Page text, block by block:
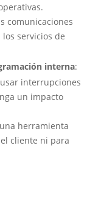
comunicaciones
servicios de
interna:
interrupciones
un impacto
herramienta
cliente ni para